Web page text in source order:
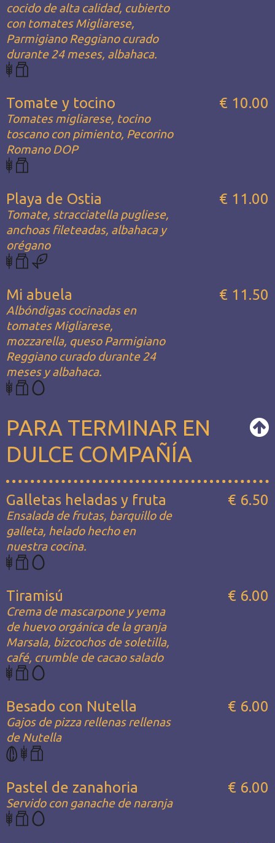
cocido de alta calidad, cubierto
con tomates Migliarese,
Parmigiano Reggiano curado
durante 24 meses, albahaca.
Tomate y tocino
Tomates migliarese, tocino
toscano con pimiento, Pecorino
Romano DOP
€ 10.00
Playa de Ostia
Tomate, stracciatella pugliese,
anchoas fileteadas, albahaca y
orégano
€ 11.00
Mi abuela
Albóndigas cocinadas en
tomates Migliarese,
mozzarella, queso Parmigiano
Reggiano curado durante 24
meses y albahaca.
€ 11.50
PARA TERMINAR EN
DULCE COMPAÑÍA
Galletas heladas y fruta
Ensalada de frutas, barquillo de
galleta, helado hecho en
nuestra cocina.
€ 6.50
Tiramisú
Crema de mascarpone y yema
de huevo orgánica de la granja
Marsala, bizcochos de soletilla,
café, crumble de cacao salado
€ 6.00
Besado con Nutella
Gajos de pizza rellenas rellenas
de Nutella
€ 6.00
Pastel de zanahoria
Servido con ganache de naranja
€ 6.00